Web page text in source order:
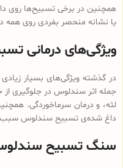
همچنین در برخی تسبیح‌ها روی
یا نشانه منحصر بفردی روی همه
ویژگی‌های درمانی
در گذشته ویژگی‌های بسیار
جمله اثر سندلوس در جلوگیری
لثه، و درمان سرماخوردگی.
داغ شده‌ی تسبیح سندلوس سبب
سنگ تسبیح